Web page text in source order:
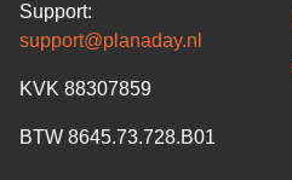
Support:
support@planaday.nl
KVK 88307859
BTW 8645.73.728.B01